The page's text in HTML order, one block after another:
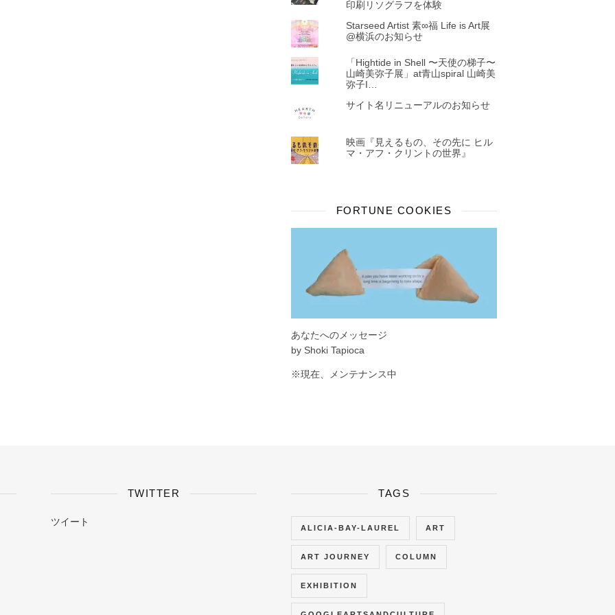
印刷リソグラフを体験
Starseed Artist 素∞福 Life is Art展
@横浜のお知らせ
「Hightide in Shell 〜天使の梯子〜
山崎美弥子展」at青山spiral 山崎美
弥子I…
サイト名リニューアルのお知らせ
映画『見えるもの、その先に ヒル
マ・アフ・クリントの世界』
FORTUNE COOKIES
あなたへのメッセージ
by Shoki Tapioca
※現在、メンテナンス中
TWITTER
ツイート
TAGS
ALICIA-BAY-LAUREL ART
ART JOURNEY COLUMN
EXHIBITION